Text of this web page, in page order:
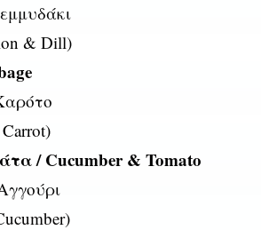
& Dill)
/ Cucumber & Tomato